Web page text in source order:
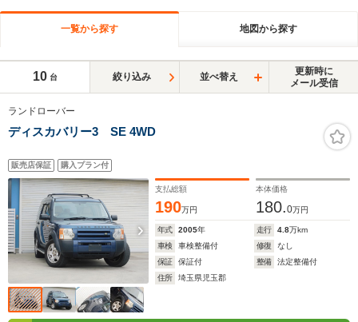
一覧から探す 地図から探す
10 台 絞り込み 並べ替え
更新時に
メール受信
ランドローバー
ディスカバリー3 SE 4WD
販売店保証 購入プラン付
支払総額
190万円
本体価格
180.0万円
年式 2005年 走行 4.8万km
車検
車検整備付 修復
なし
保証
保証付 整備
法定整備付
住所
埼玉県児玉郡